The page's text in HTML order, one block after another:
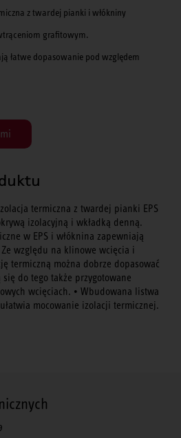
z twardej pianki i włókniny
grafitowym.
łatwe dopasowanie pod względem
termiczna z twardej pianki EPS
izolacyjną i wkładką denną.
w EPS i włóknina zapewniają
względu na klinowe wcięcia i
termiczną można dobrze dopasować
do tego także przygotowane
wcięciach. • Wbudowana listwa
ułatwia mocowanie izolacji termicznej.